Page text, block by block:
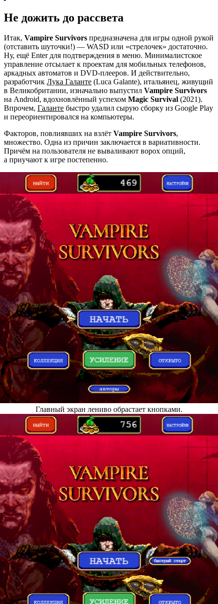
Не дожить до рассвета
Итак, Vampire Survivors предназначена для игры одной рукой
(отставить шуточки!) — WASD или «стрелочек» достаточно.
Ну, ещё Enter для подтверждения в меню. Минималистское
управление отсылает к проектам для мобильных телефонов,
аркадных автоматов и DVD-плееров. И действительно,
разработчик Лука Галанте (Luca Galante), итальянец, живущий
в Великобритании, изначально выпустил Vampire Survivors
на Android, вдохновлённый успехом Magic Survival (2021).
Впрочем, Галанте быстро удалил сырую сборку из Google Play
и переориентировался на компьютеры.
Факторов, повлиявших на взлёт Vampire Survivors,
множество. Одна из причин заключается в вариативности.
Причём на пользователя не вываливают ворох опций,
а приучают к игре постепенно.
Главный экран лениво обрастает кнопками.